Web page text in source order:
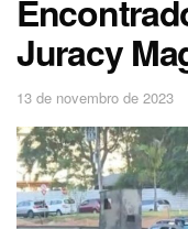
Juracy
13 de novembro de 2023